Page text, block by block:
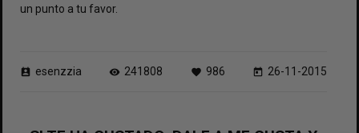
un punto a tu favor.
perm_contact_calendar esenzzia visibility 241808 favorite 986 today 26-11-2015